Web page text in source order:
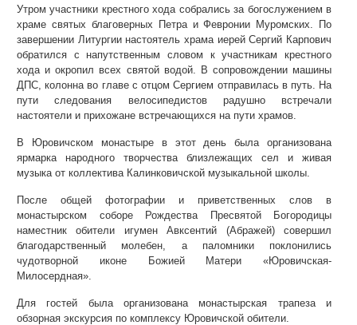
Утром участники крестного хода собрались за богослужением в
храме святых благоверных Петра и Февронии Муромских. По
завершении Литургии настоятель храма иерей Сергий Карпович
обратился с напутственным словом к участникам крестного
хода и окропил всех святой водой. В сопровождении машины
ДПС, колонна во главе с отцом Сергием отправилась в путь. На
пути следования велосипедистов радушно встречали
настоятели и прихожане встречающихся на пути храмов.
В Юровичском монастыре в этот день была организована
ярмарка народного творчества близлежащих сел и живая
музыка от коллектива Калинковичской музыкальной школы.
После общей фотографии и приветственных слов в
монастырском соборе Рождества Пресвятой Богородицы
наместник обители игумен Авксентий (Абражей) совершил
благодарственный молебен, а паломники поклонились
чудотворной иконе Божией Матери «Юровичская-
Милосердная».
Для гостей была организована монастырская трапеза и
обзорная экскурсия по комплексу Юровичской обители.